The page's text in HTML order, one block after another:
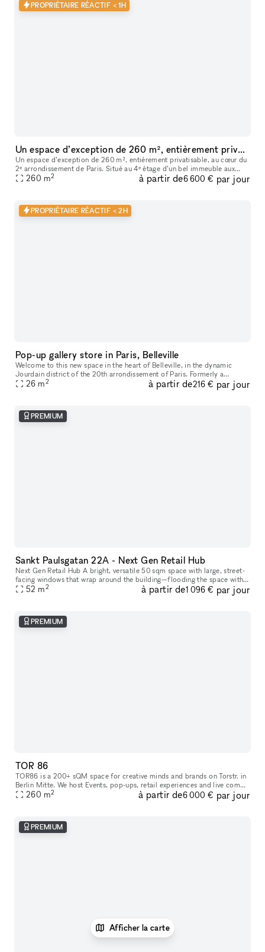
PROPRIÉTAIRE RÉACTIF < 1H
Un espace d’exception de 260 m², entièrement privatisable, au cœur du 2ᵉ arrondissement de Paris
Un espace d’exception de 260 m², entièrement privatisable, au cœur du
2ᵉ arrondissement de Paris. Situé au 4ᵉ étage d’un bel immeuble aux
grandes huisseries, ce nouvel espace entièrement vitré est ba
260 m2 à partir de6 600 € par jour
PROPRIÉTAIRE RÉACTIF < 2H
Pop-up gallery store in Paris, Belleville
Welcome to this new space in the heart of Belleville, in the dynamic
Jourdain district of the 20th arrondissement of Paris. Formerly a
contemporary art gallery, this space has recently been renovated
26 m2 à partir de216 € par jour
PREMIUM
Sankt Paulsgatan 22A - Next Gen Retail Hub
Next Gen Retail Hub A bright, versatile 50 sqm space with large, street-
facing windows that wrap around the building—flooding the space with
natural light and offering maximum visibility. Welcome to
52 m2 à partir de1 096 € par jour
PREMIUM
TOR 86
TOR86 is a 200+ sQM space for creative minds and brands on Torstr. in
Berlin Mitte. We host Events, pop-ups, retail experiences and live comms
activities. Located in direct neighborhood to Supreme,
260 m2 à partir de6 000 € par jour
PREMIUM
Afficher la carte